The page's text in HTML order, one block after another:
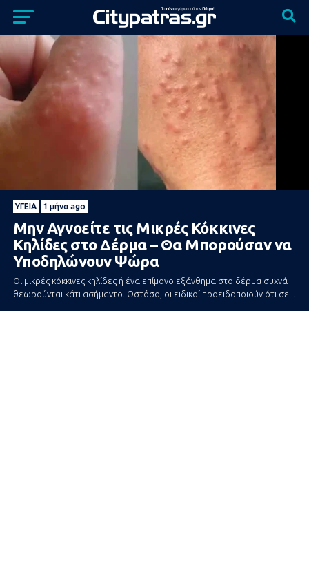
ΥΓΕΊΑ 1 μήνα ago
Μην Αγνοείτε τις Μικρές Κόκκινες
Κηλίδες στο Δέρμα – Θα Μπορούσαν να
Υποδηλώνουν Ψώρα
Οι μικρές κόκκινες κηλίδες ή ένα επίμονο εξάνθημα στο δέρμα συχνά
θεωρούνται κάτι ασήμαντο. Ωστόσο, οι ειδικοί προειδοποιούν ότι σε...